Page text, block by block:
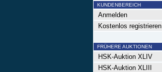
KUNDENBEREICH
Anmelden
Kostenlos registrieren
FRÜHERE AUKTIONEN
HSK-Auktion XLIV
HSK-Auktion XLIII